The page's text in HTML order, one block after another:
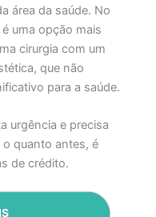
área da saúde. No
uma opção mais
cirurgia com um
que não
para a saúde.
urgência e precisa
quanto antes, é
de crédito.